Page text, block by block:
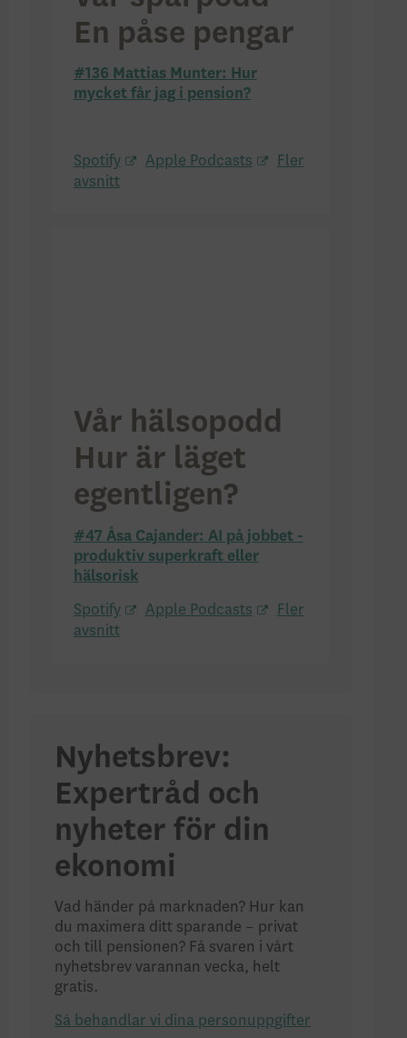
En påse pengar
#136 Mattias Munter: Hur
mycket får jag i pension?
Spotify Apple Podcasts
Fler
avsnitt
Vår hälsopodd
Hur är läget
egentligen?
#47 Åsa Cajander: AI på jobbet -
produktiv superkraft eller
hälsorisk
Spotify Apple Podcasts
Fler
avsnitt
Nyhetsbrev:
Expertråd och
nyheter för din
ekonomi
Vad händer på marknaden? Hur kan
du maximera ditt sparande – privat
och till pensionen? Få svaren i vårt
nyhetsbrev varannan vecka, helt
gratis.
Så behandlar vi dina personuppgifter